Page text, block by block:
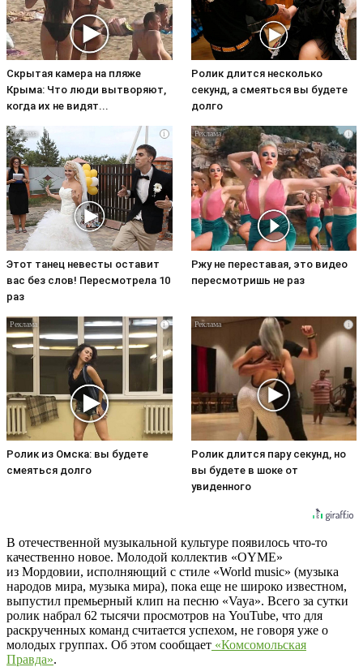
Скрытая камера на пляже
Крыма: Что люди вытворяют,
когда их не видят...
Ролик длится несколько
секунд, а смеяться вы будете
долго
i
Этот танец невесты оставит
вас без слов! Пересмотрела 10
раз
i
Ржу не переставая, это видео
пересмотришь не раз
i
Ролик из Омска: вы будете
смеяться долго
i
Ролик длится пару секунд, но
вы будете в шоке от
увиденного
В отечественной музыкальной культуре появилось что-то
качественно новое. Молодой коллектив «OYME»
из Мордовии, исполняющий с стиле «World music» (музыка
народов мира, музыка мира), пока еще не широко известном,
выпустил премьерный клип на песню «Vaya». Всего за сутки
ролик набрал 62 тысячи просмотров на YouTube, что для
раскрученных команд считается успехом, не говоря уже о
молодых группах. Об этом сообщает «Комсомольская
Правда».